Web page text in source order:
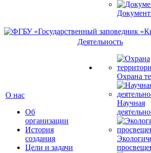
О нас
Об
организации
История
создания
Цели и задачи
Деятельность
Охрана
Научная